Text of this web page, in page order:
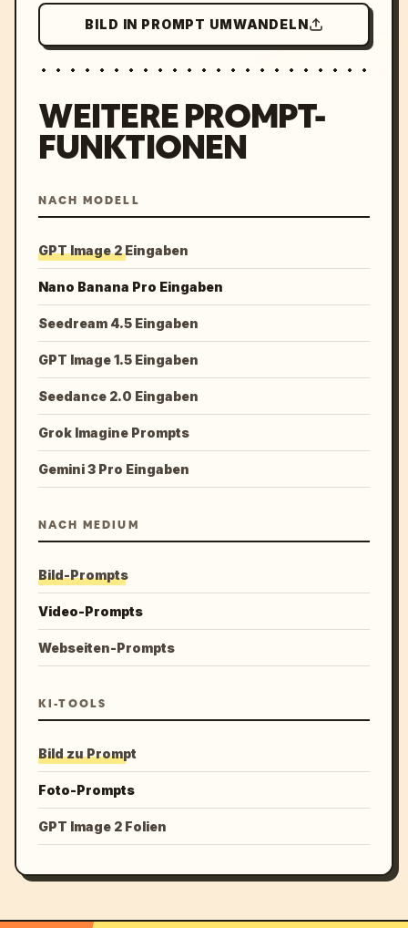
BILD IN PROMPT UMWANDELN
WEITERE PROMPT-
FUNKTIONEN
NACH MODELL
GPT Image 2 Eingaben
Nano Banana Pro Eingaben
Seedream 4.5 Eingaben
GPT Image 1.5 Eingaben
Seedance 2.0 Eingaben
Grok Imagine Prompts
Gemini 3 Pro Eingaben
NACH MEDIUM
Bild-Prompts
Video-Prompts
Webseiten-Prompts
KI-TOOLS
Bild zu Prompt
Foto-Prompts
GPT Image 2 Folien